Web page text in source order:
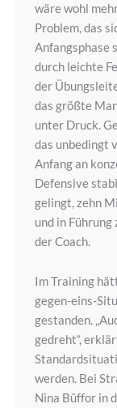
wäre wohl
Problem, das
Anfangsphase
durch leichte
der
das größte
unter Druck.
das unbedingt
Anfang an
Defensive
gelingt, zehn
und in Führung
der Coach.
Im Training
gegen-eins-
gestanden.
gedreht“,
werden. Bei
Nina Büffor in